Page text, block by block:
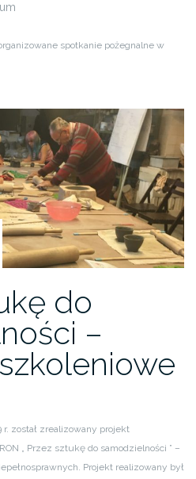
spotkanie pożegnalne w
do
–
został zrealizowany projekt
„ Przez sztukę do samodzielności ” –
Projekt realizowany był